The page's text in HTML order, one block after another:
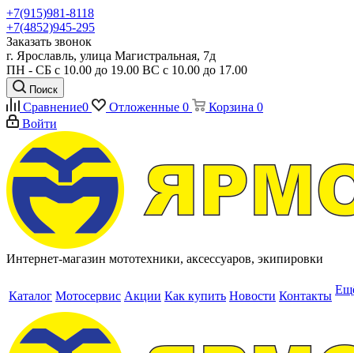
+7(915)981-8118
+7(4852)945-295
Заказать звонок
г. Ярославль, улица Магистральная, 7д
ПН - СБ с 10.00 до 19.00 ВС с 10.00 до 17.00
Поиск
Сравнение0 Отложенные 0 Корзина 0
Войти
Интернет-магазин мототехники, аксессуаров, экипировки
Каталог Мотосервис Акции Как купить Новости Контакты